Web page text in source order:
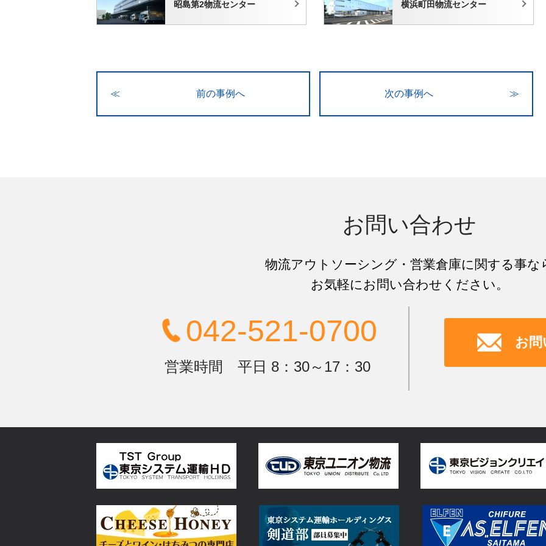
昭島第2物流センター 横浜町田物流センター
≪ 前の事例へ 次の事例へ ≫
お問い合わせ
物流アウトソーシング ・ 営業倉庫に関する事な
お気軽にお問い合わせください。
042-521-0700
営業時間 平日 8：30～17：30
お